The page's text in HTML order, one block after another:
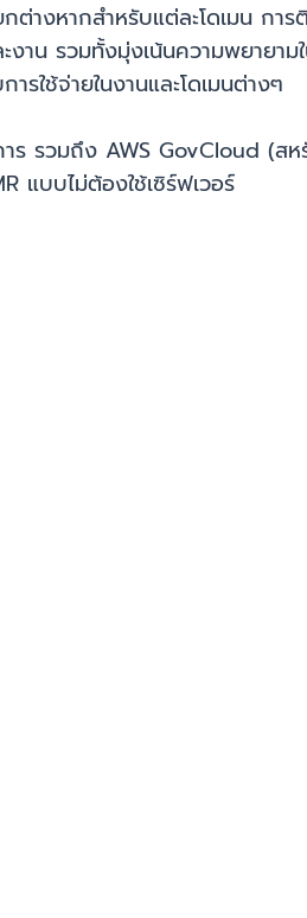
ต่างหากสำหรับแต่ละโดเมน กา
าน รวมทั้งมุ่งเน้นความพยายาม
ใช้จ่ายในงานและโดเมนต่างๆ
าร รวมถึง AWS GovCloud (ส
แบบไม่ต้องใช้เซิร์ฟเวอร์